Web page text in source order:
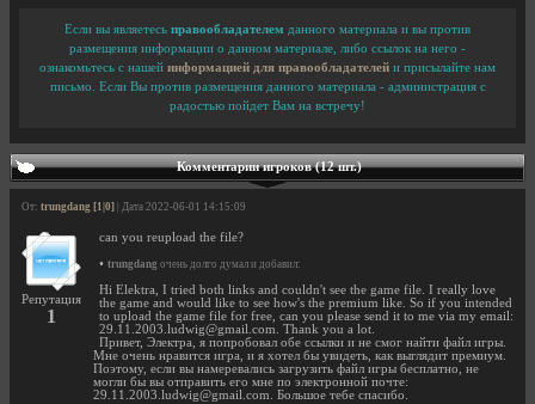
Если вы являетесь правообладателем данного материала и вы против
размещения информации о данном материале, либо ссылок на него -
ознакомьтесь с нашей информацией для правообладателей и присылайте нам
письмо. Если Вы против размещения данного материала - администрация с
радостью пойдет Вам на встречу!
Комментарии игроков (12 шт.)
От: trungdang [1|0] | Дата 2022-06-01 14:15:09
Репутация
1
can you reupload the file?
• trungdang очень долго думал и добавил:
Hi Elektra, I tried both links and couldn't see the game file. I really love
the game and would like to see how's the premium like. So if you intended
to upload the game file for free, can you please send it to me via my email:
29.11.2003.ludwig@gmail.com. Thank you a lot.
Привет, Электра, я попробовал обе ссылки и не смог найти файл игры.
Мне очень нравится игра, и я хотел бы увидеть, как выглядит премиум.
Поэтому, если вы намеревались загрузить файл игры бесплатно, не
могли бы вы отправить его мне по электронной почте:
29.11.2003.ludwig@gmail.com. Большое тебе спасибо.